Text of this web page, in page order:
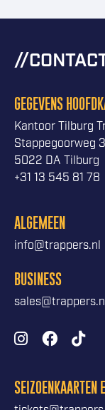
GEGEVENS
Kantoor Tilburg
Stappegoorweg
5022 DA Tilburg
+31 13 545 81 78
ALGEMEEN
info@trappers.nl
BUSINESS
SEIZOENKAARTEN